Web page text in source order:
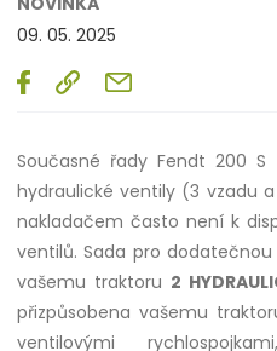
09. 05. 2025
Současné řady Fendt 200
hydraulické ventily (3 vzadu
nakladačem často není k
ventilů. Sada pro
vašemu traktoru 2
přizpůsobena vašemu
ventilovými